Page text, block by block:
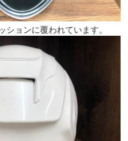
ションに覆われています。